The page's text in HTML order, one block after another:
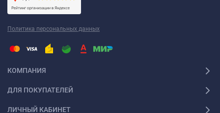
Политика персональных данных
КОМПАНИЯ
ДЛЯ ПОКУПАТЕЛЕЙ
ЛИЧНЫЙ КАБИНЕТ